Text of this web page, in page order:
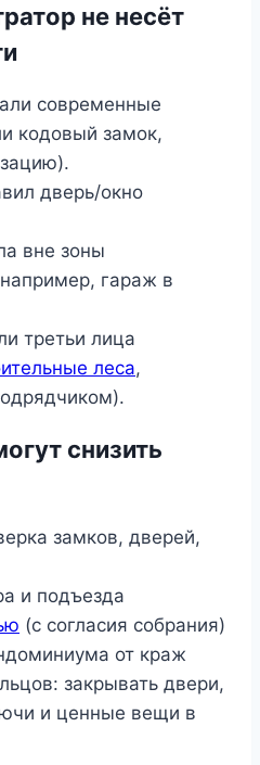
не несёт
современные
кодовый замок,
дверь/окно
вне зоны
гараж в
третьи лица
леса,
снизить
замков, дверей,
и подъезда
(с согласия собрания)
от краж
закрывать двери,
и ценные вещи в